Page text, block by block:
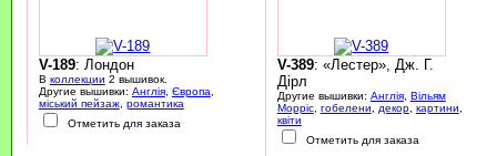
V-189: Лондон
В коллекции 2 вышивок.
Другие вышивки: Англія, Європа,
міський пейзаж, романтика
Отметить для заказа
V-389: «Лестер», Дж. Г.
Дірл
Другие вышивки: Англія, Вільям
Морріс, гобелени, декор, картини,
квіти
Отметить для заказа